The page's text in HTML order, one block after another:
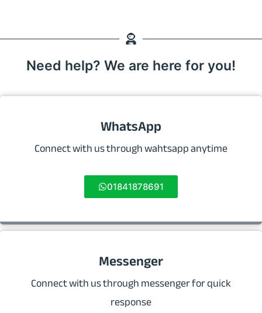
Need help? We are here for you!
WhatsApp
Connect with us through wahtsapp anytime
01841878691
Messenger
Connect with us through messenger for quick
response